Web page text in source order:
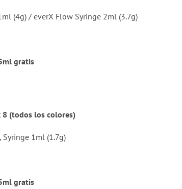
(4g) / everX Flow Syringe 2ml (3.7g)
gratis
(todos los colores)
1ml (1.7g)
gratis